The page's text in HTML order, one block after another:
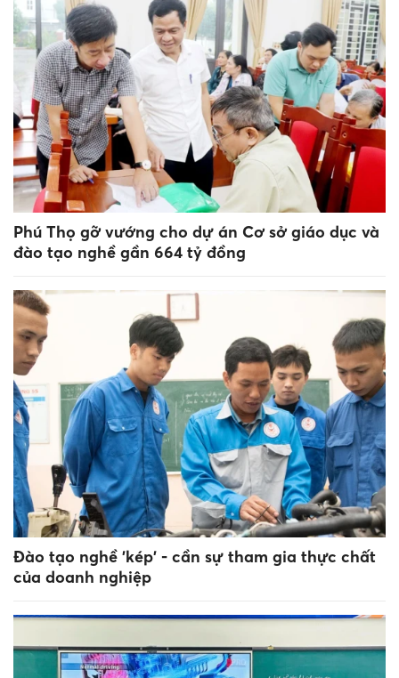
Phú Thọ gỡ vướng cho dự án Cơ sở giáo dục và
đào tạo nghề gần 664 tỷ đồng
Đào tạo nghề 'kép' - cần sự tham gia thực chất
của doanh nghiệp